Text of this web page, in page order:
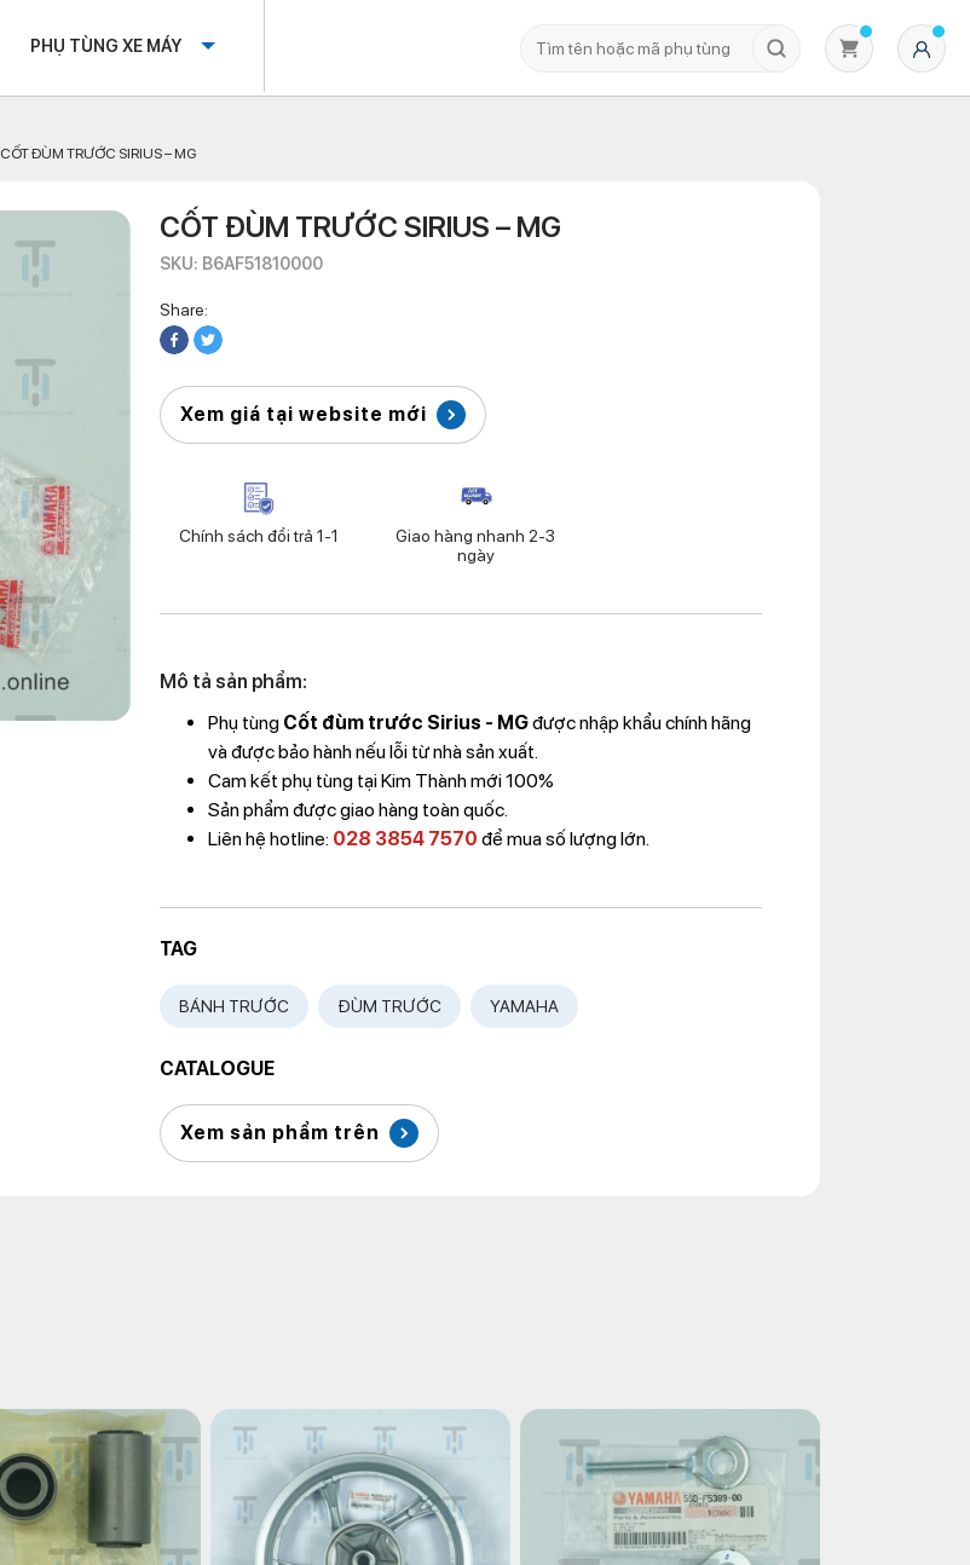
PHỤ TÙNG XE MÁY
CỐT ĐÙM TRƯỚC SIRIUS – MG
CỐT ĐÙM TRƯỚC SIRIUS – MG
SKU: B6AF51810000
Share:
Xem giá tại website mới
Chính sách đổi trả 1-1
Giao hàng nhanh 2-3
ngày
Mô tả sản phẩm:
Phụ tùng Cốt đùm trước Sirius - MGđược nhập khẩu chính hãng
và được bảo hành nếu lỗi từ nhà sản xuất.
Cam kết phụ tùng tại Kim Thành mới 100%
Sản phẩm được giao hàng toàn quốc.
Liên hệ hotline: 028 3854 7570 để mua số lượng lớn.
TAG
BÁNH TRƯỚC ĐÙM TRƯỚC YAMAHA
CATALOGUE
Xem sản phẩm trên